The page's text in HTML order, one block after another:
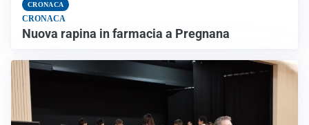
CRONACA
CRONACA
Nuova rapina in farmacia a Pregnana